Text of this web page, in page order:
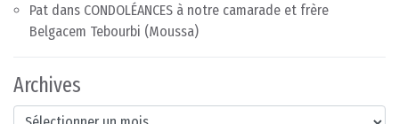
Pat dans CONDOLÉANCES à notre camarade et frère
Belgacem Tebourbi (Moussa)
Archives
Archives